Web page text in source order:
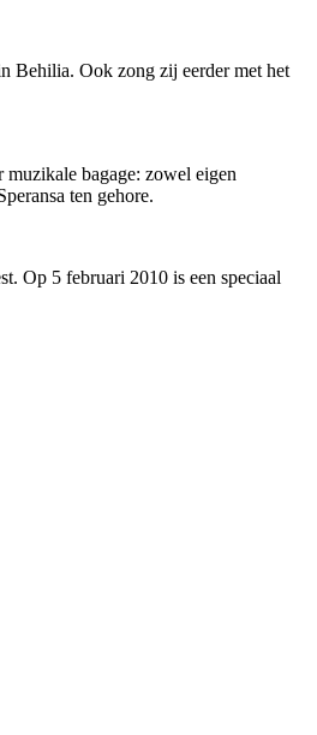
Behilia. Ook zong zij eerder met het
muzikale bagage: zowel eigen
ten gehore.
Op 5 februari 2010 is een speciaal